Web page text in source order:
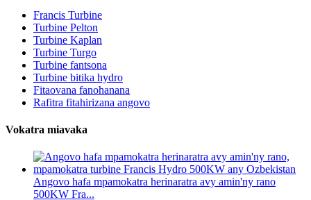
Francis Turbine
Turbine Pelton
Turbine Kaplan
Turbine Turgo
Turbine fantsona
Turbine bitika hydro
Fitaovana fanohanana
Rafitra fitahirizana angovo
Vokatra miavaka
Angovo hafa mpamokatra herinaratra avy amin'ny rano
500KW Fra...